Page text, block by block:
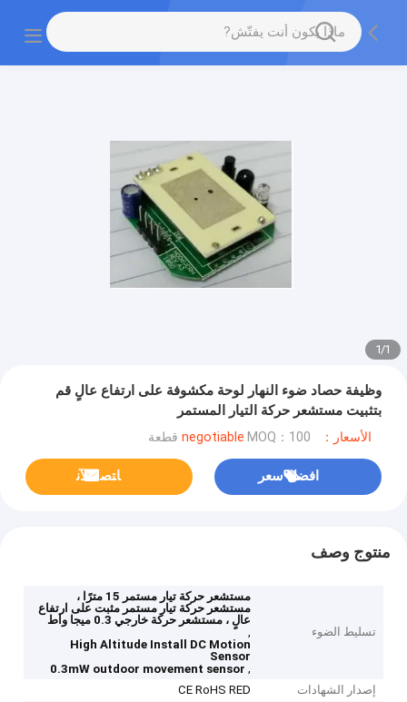
1
/
1
وظيفة حصاد ضوء النهار لوحة مكشوفة على ارتفاع عالٍ قم
بتثبيت مستشعر حركة التيار المستمر
الأسعار：negotiable MOQ：100 قطعة
افضل سعر ﺎﺘﺼﻟ ﺍﻶﻧ
منتوج وصف
تسليط الضوء
مستشعر حركة تيار مستمر 15 مترًا ،
مستشعر حركة تيار مستمر مثبت على ارتفاع
عالٍ ، مستشعر حركة خارجي 0.3 ميجا واط
,
High Altitude Install DC Motion
Sensor
,
0.3mW outdoor movement sensor
إصدار الشهادات
CE RoHS RED